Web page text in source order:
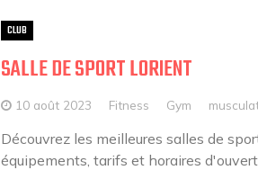
CLUB
SALLE DE SPORT LORIENT
10 août 2023 Fitness Gym
Découvrez les meilleures salles de
équipements, tarifs et horaires